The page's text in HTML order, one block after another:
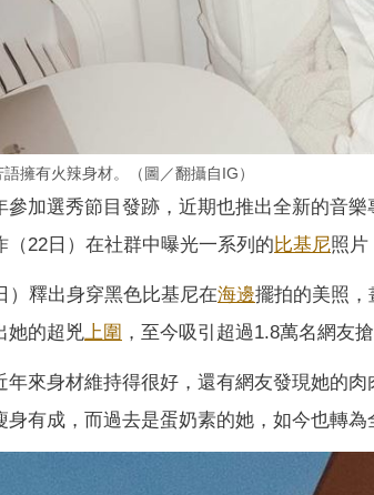
語擁有火辣身材。（圖／翻攝自IG）
參加選秀節目發跡，近期也推出全新的音樂
（22日）在社群中曝光一系列的比基尼照片
）釋出身穿黑色比基尼在海邊擺拍的美照
她的超兇上圍 ，至今吸引超過1.8萬名網友
年來身材維持得很好，還有網友發現她的
身有成，而過去是蛋奶素的她，如今也轉為